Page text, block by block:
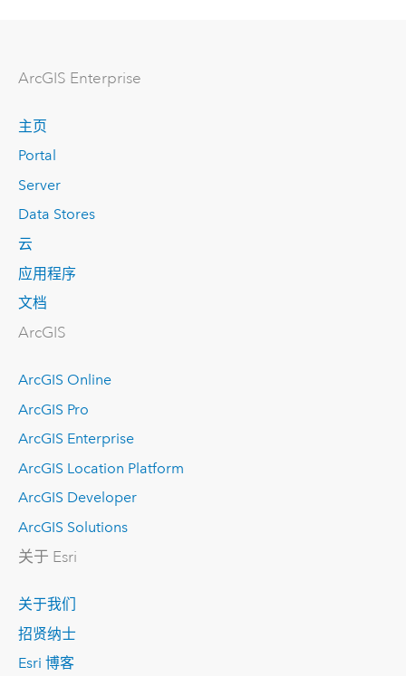
ArcGIS Enterprise
主页
Portal
Server
Data Stores
云
应用程序
文档
ArcGIS
ArcGIS Online
ArcGIS Pro
ArcGIS Enterprise
ArcGIS Location Platform
ArcGIS Developer
ArcGIS Solutions
关于 Esri
关于我们
招贤纳士
Esri 博客